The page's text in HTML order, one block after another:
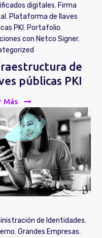
digitales, Firma
, Plataforma de llaves
PKI , Portafolio,
con Netco Signer,
de
públicas PKI
Más
de Identidades,
,Grandes Empresas,